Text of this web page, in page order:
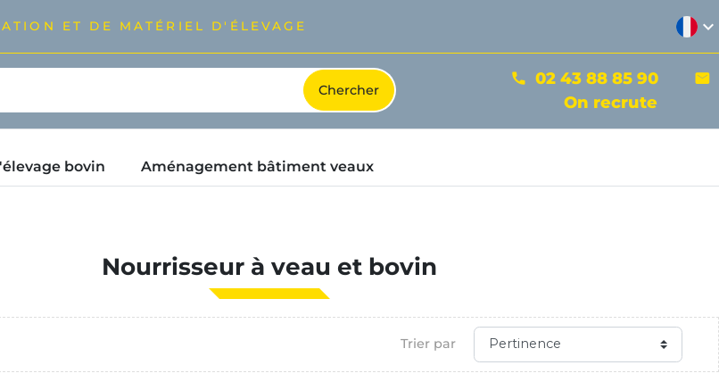
ET DE MATÉRIEL D'ÉLEVAGE expand_more
phone 02 43 88 85 90 mail
On recrute
bovin Aménagement bâtiment veaux
Nourrisseur à veau et bovin
Trier par